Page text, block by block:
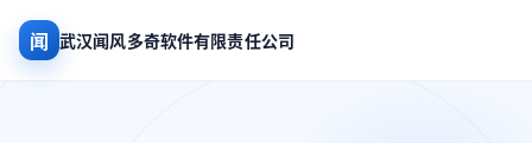
闻 武汉闻风多奇软件有限责任公司